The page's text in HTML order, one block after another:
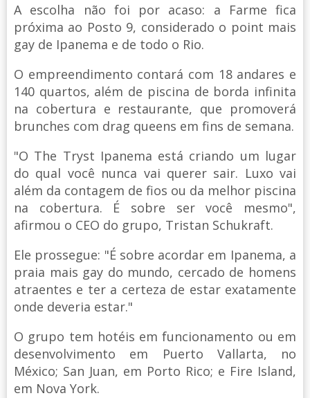
A escolha não foi por acaso: a Farme fica
próxima ao Posto 9, considerado o point mais
gay de Ipanema e de todo o Rio.
O empreendimento contará com 18 andares e
140 quartos, além de piscina de borda infinita
na cobertura e restaurante, que promoverá
brunches com drag queens em fins de semana.
"O The Tryst Ipanema está criando um lugar
do qual você nunca vai querer sair. Luxo vai
além da contagem de fios ou da melhor piscina
na cobertura. É sobre ser você mesmo",
afirmou o CEO do grupo, Tristan Schukraft.
Ele prossegue: "É sobre acordar em Ipanema, a
praia mais gay do mundo, cercado de homens
atraentes e ter a certeza de estar exatamente
onde deveria estar."
O grupo tem hotéis em funcionamento ou em
desenvolvimento em Puerto Vallarta, no
México; San Juan, em Porto Rico; e Fire Island,
em Nova York.